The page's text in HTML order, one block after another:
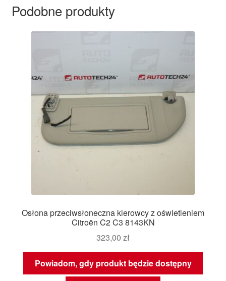
Podobne produkty
Osłona przeciwsłoneczna kierowcy z oświetleniem
Citroën C2 C3 8143KN
323,00 zł
Powiadom, gdy produkt będzie dostępny